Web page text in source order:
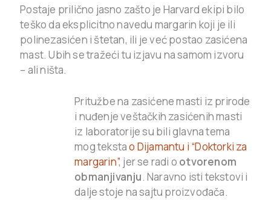
Postaje prilično jasno zašto je Harvard ekipi bilo
teško da eksplicitno navedu margarin koji je ili
polinezasićen i štetan, ili je već postao zasićena
mast. Ubih se tražeći tu izjavu na samom izvoru
– ali ništa.
Pritužbe na zasićene masti iz prirode
i nuđenje veštačkih zasićenih masti
iz laboratorije su bili glavna tema
mog tekstao Dijamantu i “Doktorki za
margarin”, jer se radi o otvorenom
obmanjivanju. Naravno isti tekstovi i
dalje stoje na sajtu proizvođača.